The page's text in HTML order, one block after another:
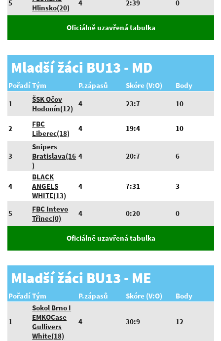
5
Hlinsko(20)
4 2:39 0
Oficiálně uzavřená tabulka
Mladší žáci BU13 - MD
Pořadí Tým P.zápasů Skóre (V:O)
Body
1
ŠSK Očov
Hodonín(12)
4 23:7 10
2
FBC
Liberec(18)
4 19:4 10
3
Snipers
Bratislava(16
)
4 20:7 6
4
BLACK
ANGELS
WHITE(13)
4 7:31 3
5
FBC Intevo
Třinec(0)
4 0:20 0
Oficiálně uzavřená tabulka
Mladší žáci BU13 - ME
Pořadí Tým P.zápasů Skóre (V:O) Body
1
Sokol Brno I
EMKOCase
Gullivers
White(18)
4 30:9 12